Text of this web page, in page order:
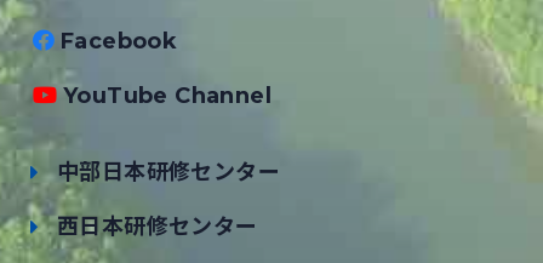
Facebook
YouTube Channel
中部日本研修センター
西日本研修センター